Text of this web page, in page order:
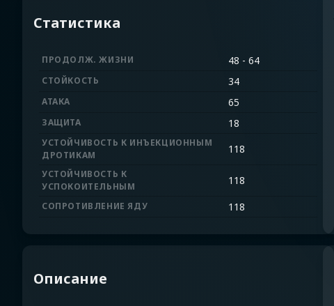
Статистика
ПРОДОЛЖ. ЖИЗНИ 48 - 64
СТОЙКОСТЬ 34
АТАКА 65
ЗАЩИТА 18
УСТОЙЧИВОСТЬ К ИНЪЕКЦИОННЫМ
ДРОТИКАМ
118
УСТОЙЧИВОСТЬ К
УСПОКОИТЕЛЬНЫМ
118
СОПРОТИВЛЕНИЕ ЯДУ 118
Описание